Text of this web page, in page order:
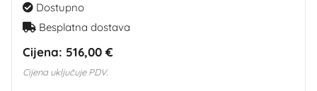
Dostupno
Besplatna dostava
Cijena: 516,00 €
Cijena uključuje PDV.